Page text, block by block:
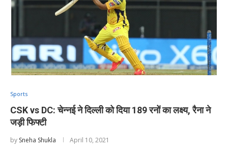
Sports
CSK vs DC: चेन्नई ने दिल्ली को दिया 189 रनों का लक्ष्य, रैना ने
जड़ी फिफ्टी
by Sneha Shukla April 10, 2021